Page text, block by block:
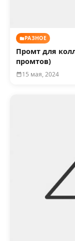
РАЗНОЕ
Промт для
промтов)
15 мая, 2024